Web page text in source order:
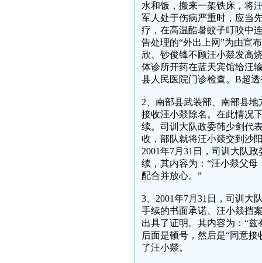
水和饭，搬来一架铁床，将
军人处于伤病严重时，应当
疗，在高温酷暑蚊子叮咬中
告处理的“外出上网”为由宣
欣、钞俊锋不顾汪小燚发高
体诊所开药在蓝天宾馆给汪
县人民医院门诊检查。B超
2、南部县武装部、南部县
接收汪小燚除名。在此情况
续。司训大队政委韩少剑代
收，部队就将汪小燚交到沙
2001年7月31日，司训大队
续，其内容为：“汪小燚父
配合并放心。”
3、2001年7月31日，司训大
手续的书面承诺、汪小燚挡
出具了证明。其内容为：“
后面是顿号，然后是“同意
了汪小燚。